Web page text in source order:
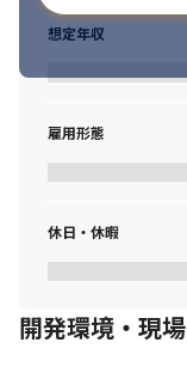
想定年収
雇用形態
休日・休暇
開発環境・現場